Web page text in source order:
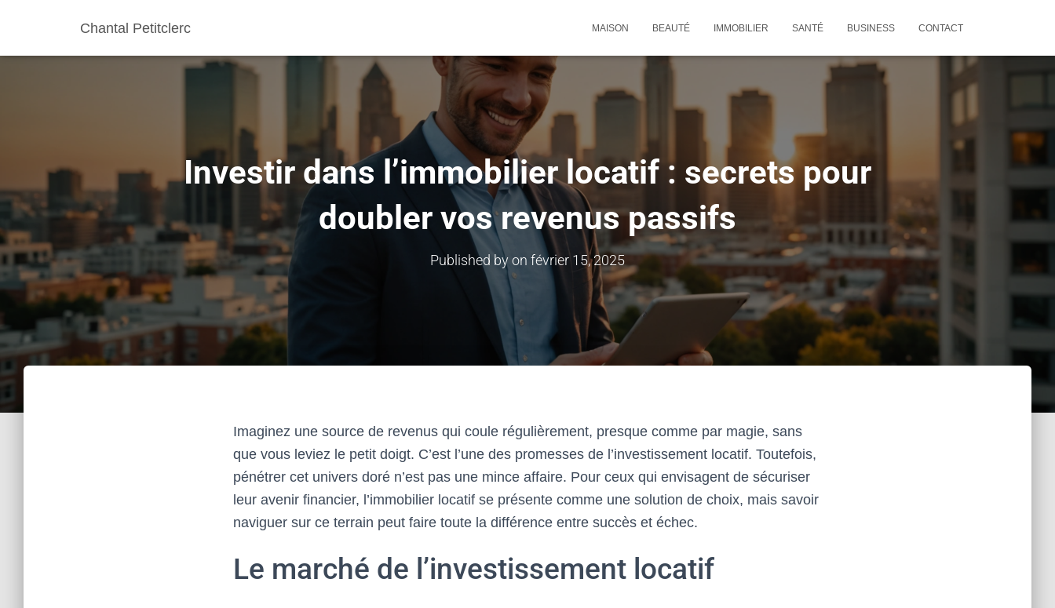
Chantal Petitclerc MAISON BEAUTÉ IMMOBILIER SANTÉ BUSINESS CONTACT
Investir dans l’immobilier locatif : secrets pour
doubler vos revenus passifs
Published byon février 15, 2025
Imaginez une source de revenus qui coule régulièrement, presque comme par magie, sans
que vous leviez le petit doigt. C’est l’une des promesses de l’investissement locatif. Toutefois,
pénétrer cet univers doré n’est pas une mince affaire. Pour ceux qui envisagent de sécuriser
leur avenir financier, l’immobilier locatif se présente comme une solution de choix, mais savoir
naviguer sur ce terrain peut faire toute la différence entre succès et échec.
Le marché de l’investissement locatif